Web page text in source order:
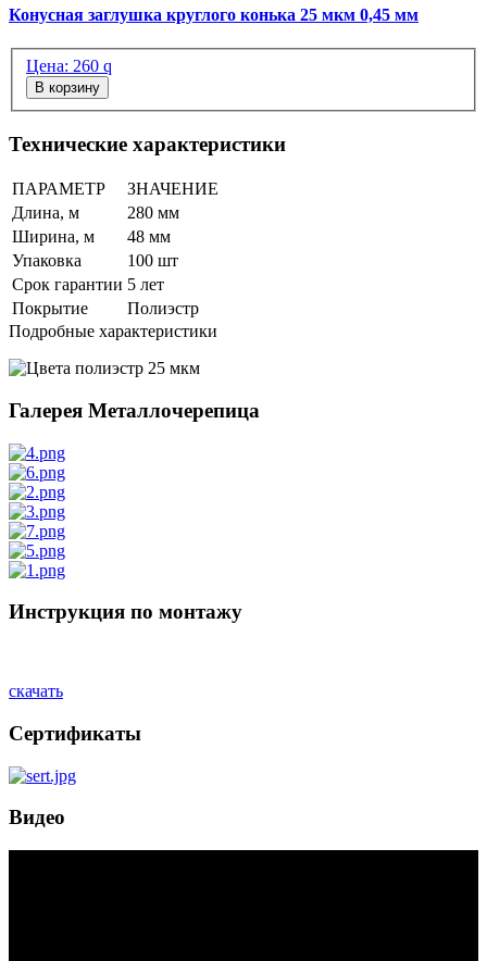
Конусная заглушка круглого конька 25 мкм 0,45 мм
Цена: 260 q
В корзину
Технические характеристики
ПАРАМЕТР
ЗНАЧЕНИЕ
Длина, м
280 мм
Ширина, м
48 мм
Упаковка
100 шт
Срок гарантии 5 лет
Покрытие
Полиэстр
Подробные характеристики
Галерея Металлочерепица
Инструкция по монтажу
скачать
Сертификаты
Видео